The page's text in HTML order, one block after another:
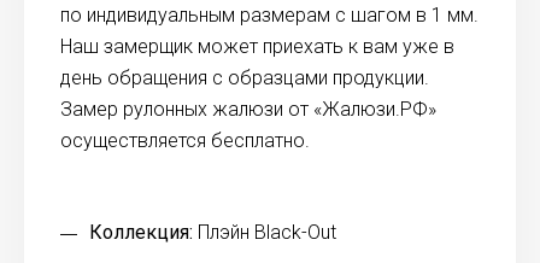
по индивидуальным размерам с шагом в 1 мм.
Наш замерщик может приехать к вам уже в
день обращения с образцами продукции.
Замер рулонных жалюзи от «Жалюзи.РФ»
осуществляется бесплатно.
Коллекция: Плэйн Black-Out